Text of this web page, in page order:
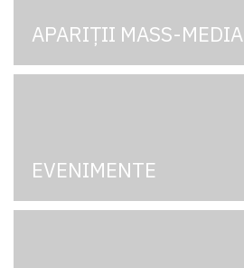
APARIȚII MASS-MEDIA
EVENIMENTE